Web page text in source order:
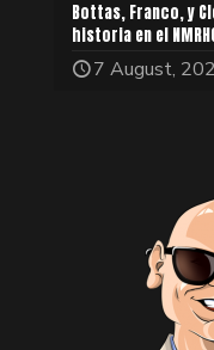
Bottas, Franco, y
historia en el
7 August,